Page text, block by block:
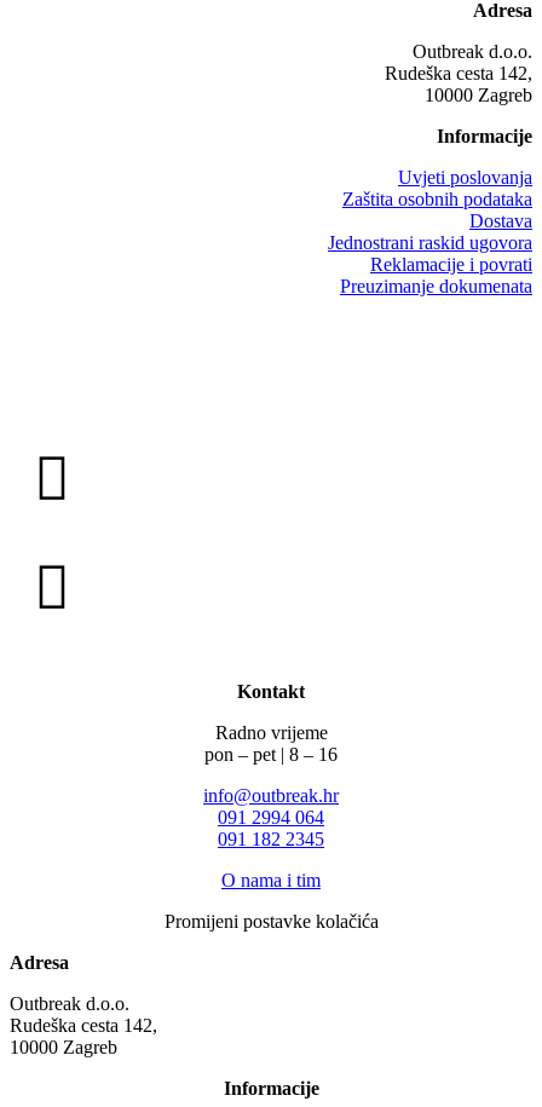
Adresa
Outbreak d.o.o.
Rudeška cesta 142,
10000 Zagreb
Informacije
Uvjeti poslovanja
Zaštita osobnih podataka
Dostava
Jednostrani raskid ugovora
Reklamacije i povrati
Preuzimanje dokumenata
Kontakt
Radno vrijeme
pon – pet | 8 – 16
info@outbreak.hr
‪091 2994 064
091 182 2345
O nama i tim
Promijeni postavke kolačića
Adresa
Outbreak d.o.o.
Rudeška cesta 142,
10000 Zagreb
Informacije